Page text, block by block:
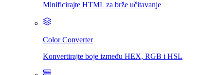
Minificirajte HTML za brže učitavanje
Color Converter
Konvertirajte boje između HEX, RGB i HSL